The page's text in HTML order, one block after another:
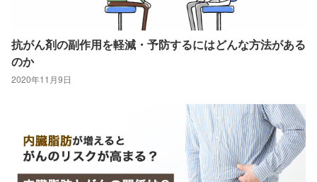
抗がん剤の副作用を軽減・予防するにはどんな方法がある
のか
2020年11月9日